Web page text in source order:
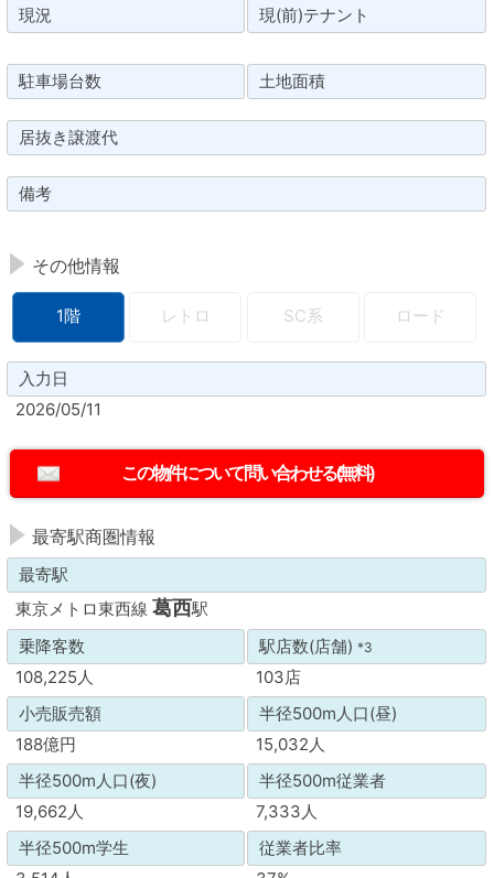
現況 現(前)テナント
駐車場台数 土地面積
居抜き譲渡代
備考
その他情報
1階 レトロ SC系 ロード
入力日
2026/05/11
最寄駅商圏情報
最寄駅
東京メトロ東西線 葛西駅
乗降客数
駅店数(店舗)*3
108,225人
103店
小売販売額
半径500m人口(昼)
188億円
15,032人
半径500m人口(夜)
半径500m従業者
19,662人
7,333人
半径500m学生
従業者比率